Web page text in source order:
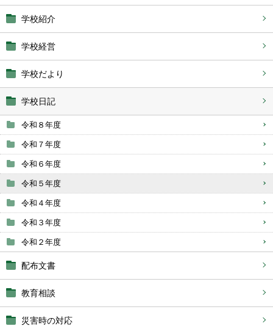
学校紹介
学校経営
学校だより
学校日記
令和８年度
令和７年度
令和６年度
令和５年度
令和４年度
令和３年度
令和２年度
配布文書
教育相談
災害時の対応